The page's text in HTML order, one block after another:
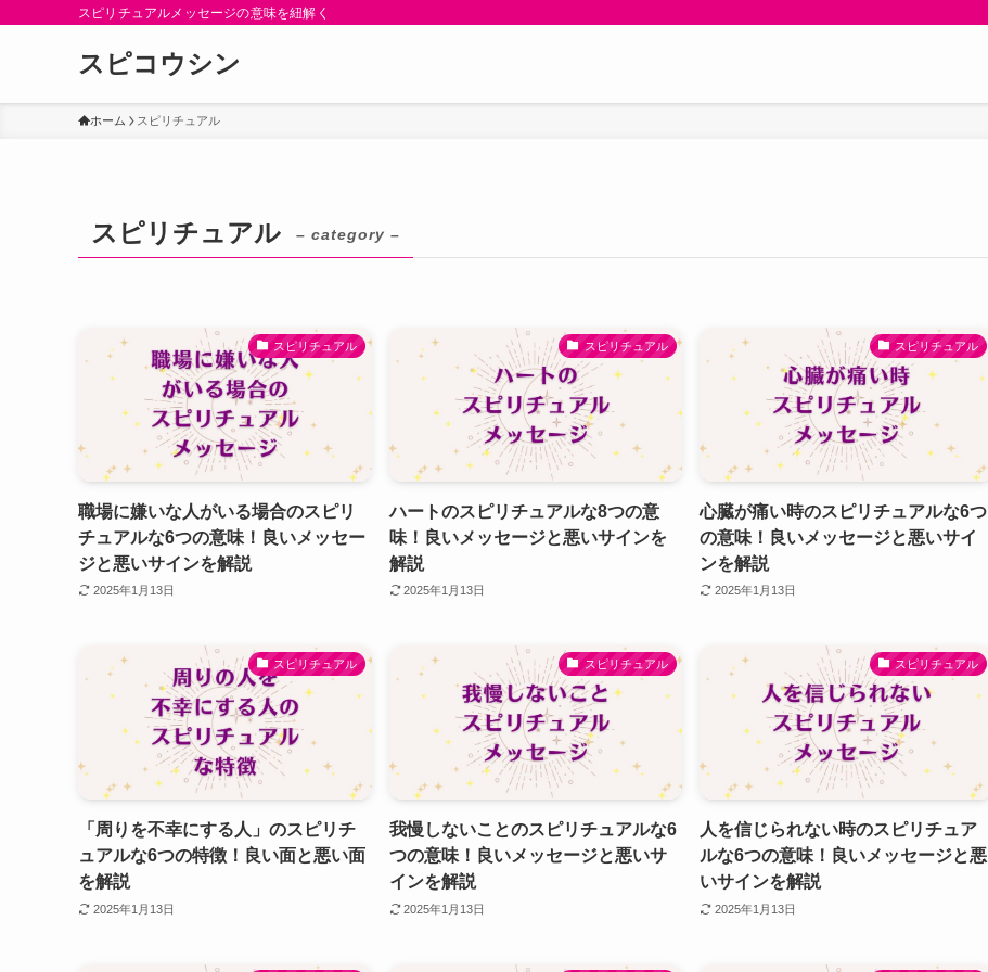
スピリチュアルメッセージの意味を紐解く
スピコウシン
ホーム スピリチュアル
スピリチュアル – category –
スピリチュアル
職場に嫌いな人がいる場合のスピリ
チュアルな6つの意味！良いメッセー
ジと悪いサインを解説
2025年1月13日
スピリチュアル
ハートのスピリチュアルな8つの意
味！良いメッセージと悪いサインを
解説
2025年1月13日
スピリチュアル
心臓が痛い時のスピリチュアルな6つ
の意味！良いメッセージと悪いサイ
ンを解説
2025年1月13日
スピリチュアル
「周りを不幸にする人」のスピリチ
ュアルな6つの特徴！良い面と悪い面
を解説
2025年1月13日
スピリチュアル
我慢しないことのスピリチュアルな6
つの意味！良いメッセージと悪いサ
インを解説
2025年1月13日
スピリチュアル
人を信じられない時のスピリチュア
ルな6つの意味！良いメッセージと悪
いサインを解説
2025年1月13日